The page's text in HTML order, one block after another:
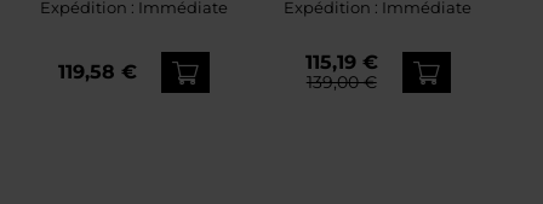
Expédition : Immédiate
119,58 €
Expédition : Immédiate
115,19 €
139,00 €